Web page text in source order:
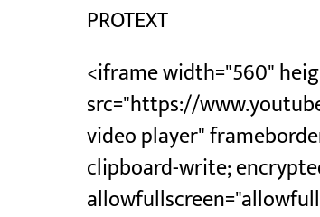
PROTEXT
<iframe width="560"
src="https://
video player"
clipboard-write;